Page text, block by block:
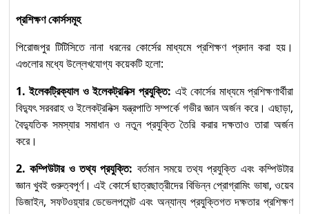
প্রশিক্ষণ কোর্সসমূহ
পিরোজপুর টিটিসিতে নানা ধরনের কোর্সের মাধ্যমে প্রশিক্ষণ প্রদান করা হয়।
এগুলোর মধ্যে উল্লেখযোগ্য কয়েকটি হলো:
1. ইলেকট্রিক্যাল ও ইলেকট্রনিক্স প্রযুক্তি: এই কোর্সের মাধ্যমে প্রশিক্ষণার্থীরা
বিদ্যুৎ সরবরাহ ও ইলেকট্রনিক্স যন্ত্রপাতি সম্পর্কে গভীর জ্ঞান অর্জন করে। এছাড়া,
বৈদ্যুতিক সমস্যার সমাধান ও নতুন প্রযুক্তি তৈরি করার দক্ষতাও তারা অর্জন
করে।
2. কম্পিউটার ও তথ্য প্রযুক্তি: বর্তমান সময়ে তথ্য প্রযুক্তি এবং কম্পিউটার
জ্ঞান খুবই গুরুত্বপূর্ণ। এই কোর্সে ছাত্রছাত্রীদের বিভিন্ন প্রোগ্রামিং ভাষা, ওয়েব
ডিজাইন, সফটওয়্যার ডেভেলপমেন্ট এবং অন্যান্য প্রযুক্তিগত দক্ষতার প্রশিক্ষণ